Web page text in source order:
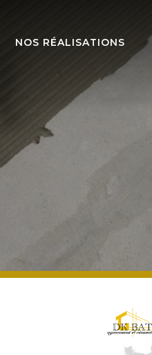
NOS RÉALISATIONS